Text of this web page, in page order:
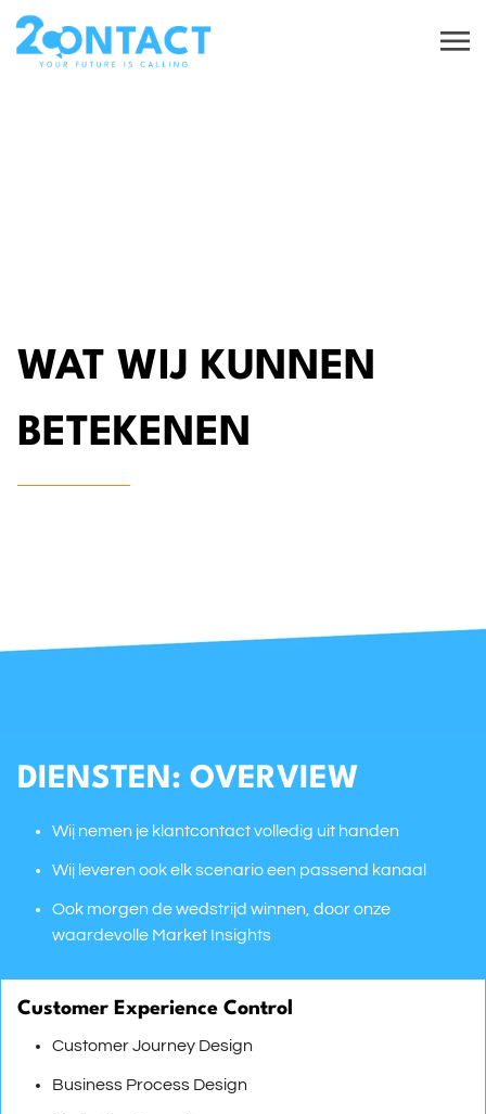
WAT WIJ KUNNEN
BETEKENEN
DIENSTEN: OVERVIEW
Wij nemen je klantcontact volledig uit handen
Wij leveren ook elk scenario een passend kanaal
Ook morgen de wedstrijd winnen, door onze
waardevolle Market Insights
Customer Experience Control
Customer Journey Design
Business Process Design